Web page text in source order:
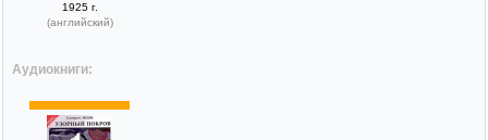
1925 г.
(английский)
Аудиокниги: